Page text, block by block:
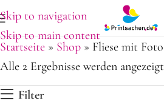
Skip to navigation
Skip to main content
Startseite » Shop » Fliese mit Foto
Alle 2 Ergebnisse werden angezeigt
Filter